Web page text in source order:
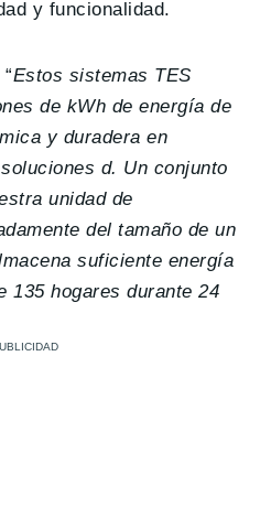
y funcionalidad.
Estos sistemas TES
de kWh de energía de
y duradera en
d. Un conjunto
unidad de
del tamaño de un
suficiente energía
135 hogares durante 24